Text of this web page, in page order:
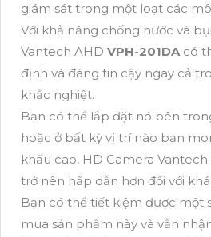
giám sát trong một loạt các
Với khả năng chống nước và
Vantech AHD VPH-201DAcó
định và đáng tin cậy ngay cả
khắc nghiệt.
Bạn có thể lắp đặt nó bên
hoặc ở bất kỳ vị trí nào bạn
khấu cao, HD Camera Vantech
trở nên hấp dẫn hơn đối với
Bạn có thể tiết kiệm được một
mua sản phẩm này và vẫn